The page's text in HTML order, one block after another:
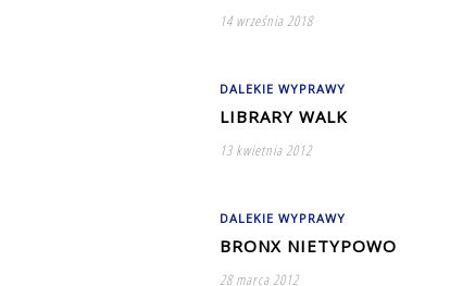
14 września 2018
DALEKIE WYPRAWY
LIBRARY WALK
13 kwietnia 2012
DALEKIE WYPRAWY
BRONX NIETYPOWO
28 marca 2012